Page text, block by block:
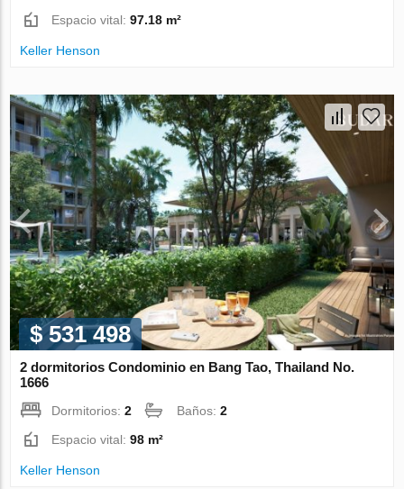
Espacio vital:97.18 m²
Keller Henson
$ 531 498
2 dormitorios Condominio en Bang Tao, Thailand No.
1666
Dormitorios:2 Baños:2
Espacio vital:98 m²
Keller Henson